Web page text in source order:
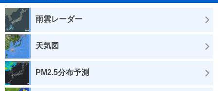
雨雲レーダー
天気図
PM2.5分布予測